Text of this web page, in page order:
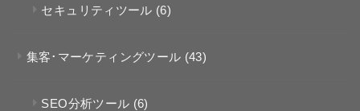
セキュリティツール (6)
集客･マーケティングツール (43)
SEO分析ツール (6)